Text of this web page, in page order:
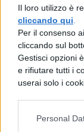
Il loro utilizzo è
cliccando qui
Per il consenso
cliccando sul
Gestisci opzioni
e rifiutare tutti i
userai solo i
Personal
La
sospesa
Uno dei
è la
tappe